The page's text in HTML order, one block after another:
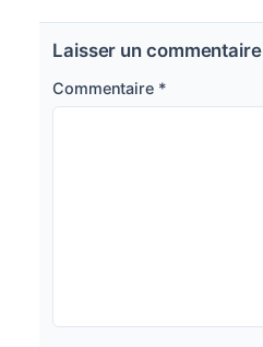
Laisser un commentaire
Commentaire *